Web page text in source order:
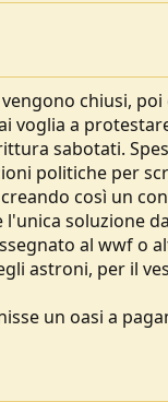
chiusi,
voglia a
sabotati.
politiche per
così un
soluzione
al wwf o
astroni, per il
un oasi a